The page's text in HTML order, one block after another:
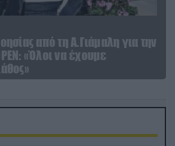
από τη Α.Γιάμαλη για την
«Όλοι να έχουμε